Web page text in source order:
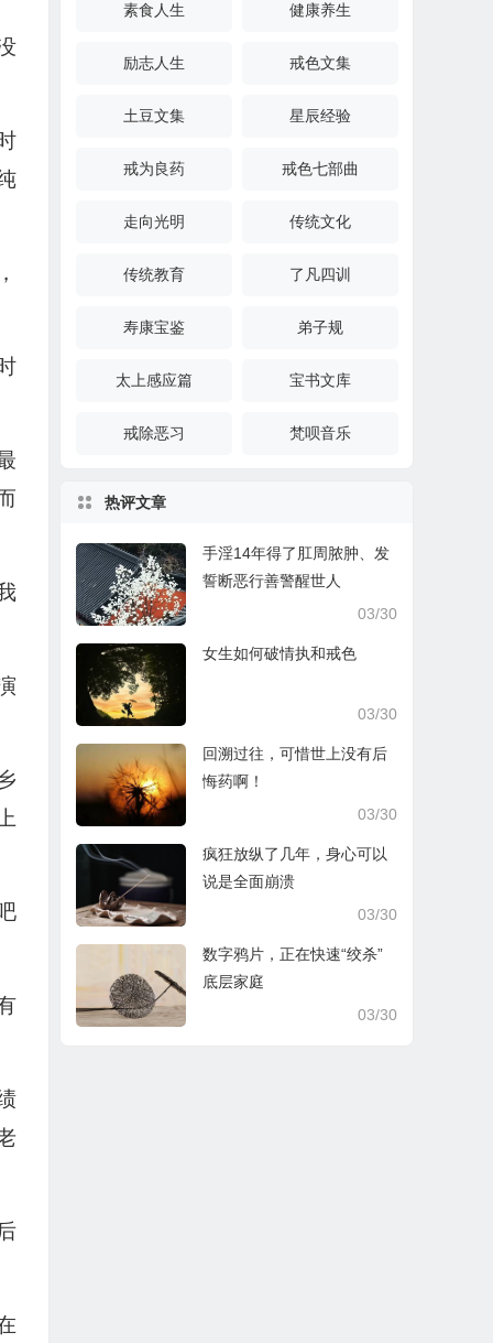
素食人生 健康养生
励志人生 戒色文集
土豆文集 星辰经验
戒为良药 戒色七部曲
走向光明 传统文化
传统教育 了凡四训
寿康宝鉴 弟子规
太上感应篇 宝书文库
戒除恶习 梵呗音乐
热评文章
手淫14年得了肛周脓肿、发
誓断恶行善警醒世人
03/30
女生如何破情执和戒色
03/30
回溯过往，可惜世上没有后
悔药啊！
03/30
疯狂放纵了几年，身心可以
说是全面崩溃
03/30
数字鸦片，正在快速“绞杀”
底层家庭
03/30